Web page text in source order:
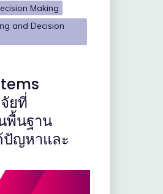
Making
and Decision
ยที่
พื้นฐาน
ญหาและ